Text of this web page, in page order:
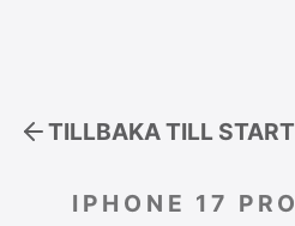
TILLBAKA TILL
IPHONE 17